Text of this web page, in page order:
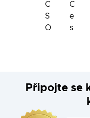
Připojte se